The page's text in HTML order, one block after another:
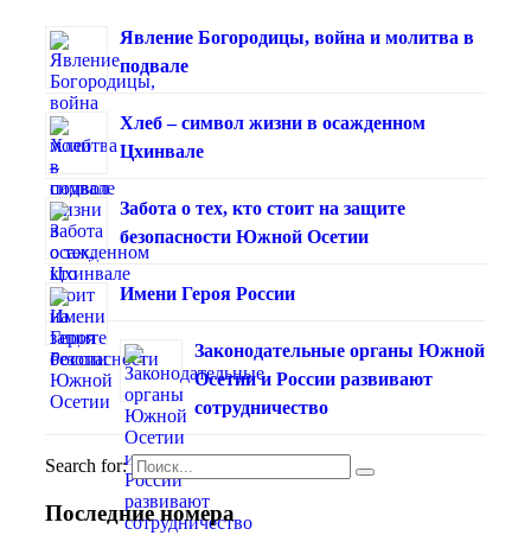
Явление Богородицы, война и молитва в
подвале
Хлеб – символ жизни в осажденном
Цхинвале
Забота о тех, кто стоит на защите
безопасности Южной Осетии
Имени Героя России
Законодательные органы Южной
Осетии и России развивают
сотрудничество
Search for:
Последние номера